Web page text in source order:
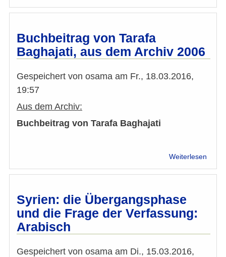
und
Buchbeitrag von Tarafa
Baghajati, aus dem Archiv 2006
Gespeichert von osama am Fr., 18.03.2016,
19:57
Aus dem Archiv:
Buchbeitrag von Tarafa Baghajati
Weiterlesen
von
2006
Syrien: die Übergangsphase
und die Frage der Verfassung:
Arabisch
Gespeichert von osama am Di., 15.03.2016,